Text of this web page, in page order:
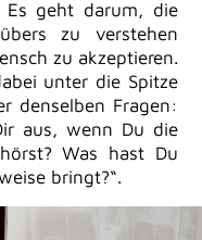
Es geht darum, die
zu verstehen
zu akzeptieren.
unter die Spitze
denselben Fragen:
aus, wenn Du die
Was hast Du
bringt?“.